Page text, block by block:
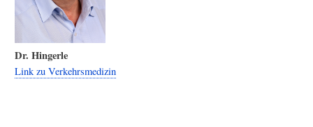
Dr. Hingerle
Link zu Verkehrsmedizin